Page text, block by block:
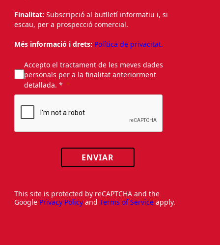
Finalitat: Subscripció al butlletí informatiu i, si
escau, per a prospecció comercial.
Més informació i drets: Política de privacitat.
Accepto el tractament de les meves dades
personals per a la finalitat anteriorment
detallada. *
ENVIAR
This site is protected by reCAPTCHA and the
Google Privacy Policy and Terms of Service apply.